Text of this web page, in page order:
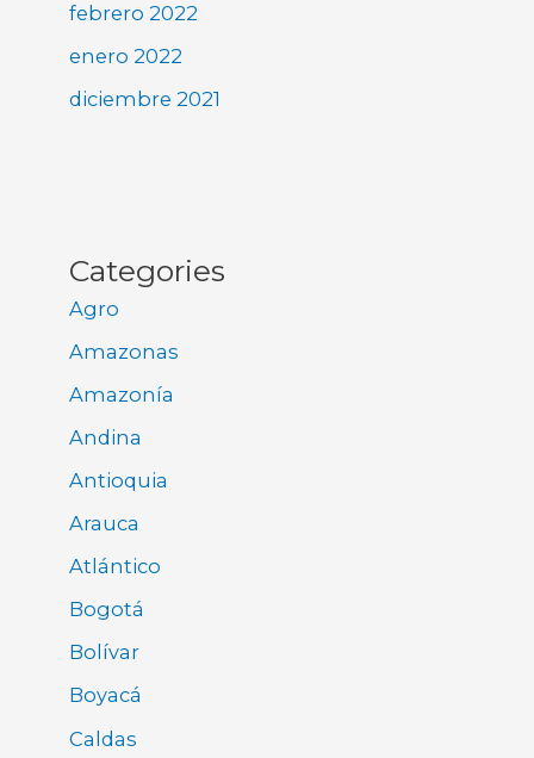
febrero 2022
enero 2022
diciembre 2021
Categories
Agro
Amazonas
Amazonía
Andina
Antioquia
Arauca
Atlántico
Bogotá
Bolívar
Boyacá
Caldas